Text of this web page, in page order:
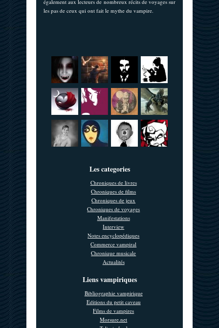
également aux lecteurs de nombreux récits de voyages sur
les pas de ceux qui ont fait le mythe du vampire.
Les categories
Chroniques de livres
Chroniques de films
Chroniques de jeux
Chroniques de voyages
Manifestations
Interview
Notes encyclopédiques
Commerce vampiral
Chronique musicale
Actualités
Liens vampiriques
Bibliographie vampirique
Editions du petit caveau
Films de vampires
Morsure.net